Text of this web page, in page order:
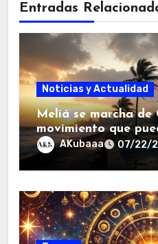
Entradas
Noticias y Actualidad
Meliá se marcha de
movimiento que
siempre el mapa
AKubaaa 07/22/